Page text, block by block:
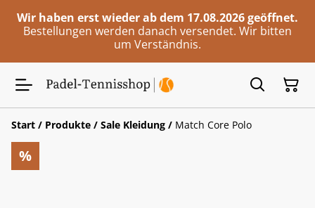
Wir haben erst wieder ab dem 17.08.2026 geöffnet.
Bestellungen werden danach versendet. Wir bitten
um Verständnis.
Start / Produkte / Sale Kleidung / Match Core Polo
%